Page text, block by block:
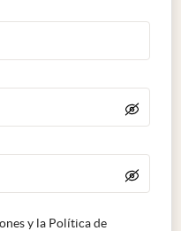
y la Política de